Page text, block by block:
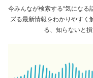
今みんなが検索する“気になる
ズる最新情報をわかりやすく
る、知らないと